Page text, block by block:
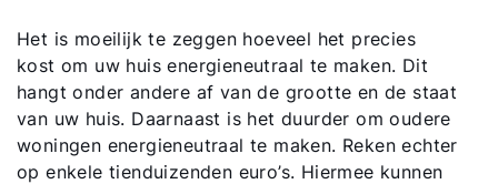
Het is moeilijk te zeggen hoeveel het precies
kost om uw huis energieneutraal te maken. Dit
hangt onder andere af van de grootte en de staat
van uw huis. Daarnaast is het duurder om oudere
woningen energieneutraal te maken. Reken echter
op enkele tienduizenden euro’s. Hiermee kunnen